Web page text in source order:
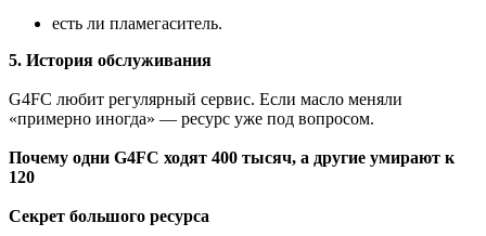
есть ли пламегаситель.
5. История обслуживания
G4FC любит регулярный сервис. Если масло меняли
«примерно иногда» — ресурс уже под вопросом.
Почему одни G4FC ходят 400 тысяч, а другие умирают к
120
Секрет большого ресурса